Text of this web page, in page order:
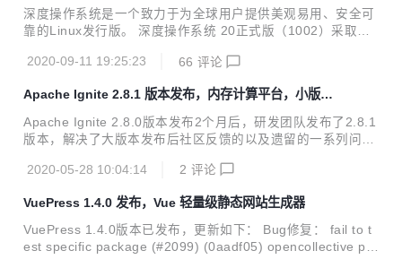
用于标示集群； * 原生客户端新增与服务端的单向连接支持；
* 对于原生客户端的接入连接，新增不开启服务端套接字的功
增分区状态和空闲列表系统视图； * 新增t...
深度操作系统是一个致力于为全球用户提供美观易用、安全可
靠的Linux发行版。 深度操作系统 20正式版（1002）采取统
新的视觉感受。底层仓库升级到Debian 10.5，系统安装采用
性和兼容性。全新设计的启动器菜单、指纹识别、系统安全增
强等，系统部分预装应用升级到最新版本，只为给你更好体
验。 统一风格的桌面环境 别出心裁的图标设计，焕然一新的
窗口设计，精美绝伦的多任务视图，处处精心，只为给你细腻
2020-09-11 19:25:23 66 评论
Apache Ignite 2.8.1 版本发布，内存计算平台，小版本
更新
Apache Ignite 2.8.0版本发布2个月后，研发团队发布了2.8.1
版本，解决了大版本发布后社区反馈的以及遗留的一系列问
QL连接时的安全漏洞； Ignite Core: 新增了获取集群完整再
ributedMetaStorage中新增了对long型主键的支持； 新增了
事务操作相关的指标； 解决了瘦客户端的ClassCastExceptio
n异常； 解决了LogExporterSpi激活时的IllegalArgumentExc
eption...
2020-05-28 10:04:14 2 评论
VuePress 1.4.0 发布，Vue 轻量级静态网站生成器
VuePress 1.4.0版本已发布，更新如下： Bug修复： fail to t
est specific package (#2099) (0aadf05) opencollective po